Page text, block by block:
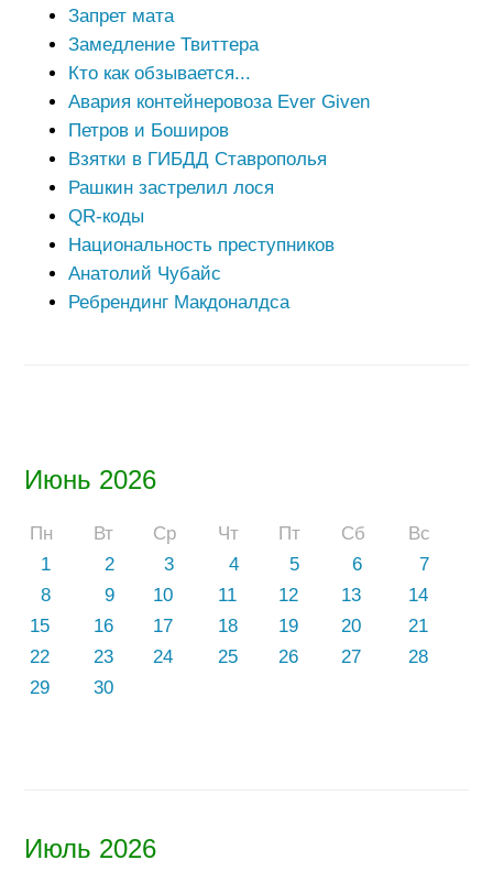
Июнь 2026
Пн Вт Ср Чт Пт Сб
Вс
1
2 3 4 5 6
7
8
9 10 11 12 13
14
15
16 17 18 19 20
21
22
23 24 25 26 27
28
29
30
Июль 2026
Запрет мата
Замедление Твиттера
Кто как обзывается...
Авария контейнеровоза Ever Given
Петров и Боширов
Взятки в ГИБДД Ставрополья
Рашкин застрелил лося
QR-коды
Национальность преступников
Анатолий Чубайс
Ребрендинг Макдоналдса